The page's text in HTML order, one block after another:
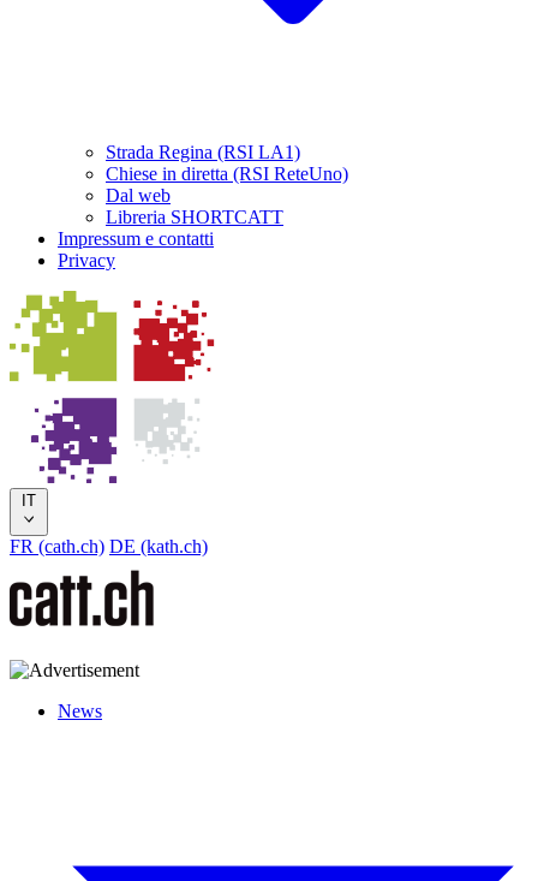
Strada Regina (RSI LA1)
Chiese in diretta (RSI ReteUno)
Dal web
Libreria SHORTCATT
Impressum e contatti
Privacy
IT
FR (cath.ch) DE (kath.ch)
News